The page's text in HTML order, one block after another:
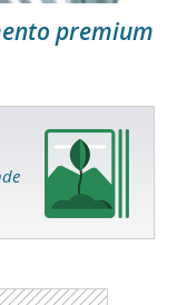
premium